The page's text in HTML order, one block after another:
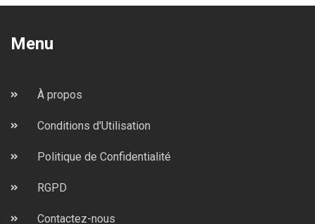
Menu
À propos
Conditions d'Utilisation
Politique de Confidentialité
RGPD
Contactez-nous